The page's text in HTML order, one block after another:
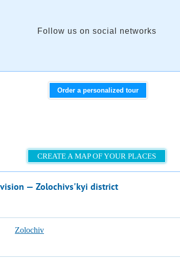
Follow us on social networks
Order a personalized tour
CREATE A MAP OF YOUR PLACES
— Zolochivs'kyi district
Zolochiv